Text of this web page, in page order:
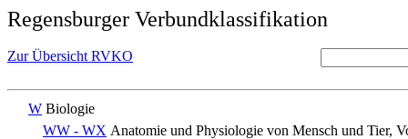
Regensburger Verbundklassifikation
Zur Übersicht RVKO
W Biologie
WW - WX Anatomie und Physiologie von Mensch und Tier,